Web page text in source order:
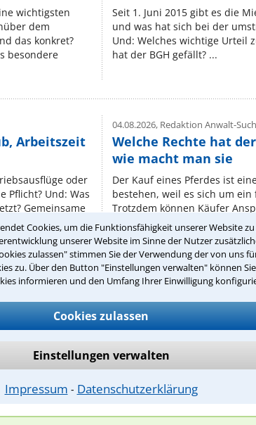
Cookies, um die Funktionsfähigkeit unserer Website
unserer Website im Sinne der Nutzer
zulassen" stimmen Sie der Verwendung der von uns
zu. Über den Button "Einstellungen verwalten" können
informieren und den Umfang Ihrer Einwilligung
Cookies zulassen
Einstellungen verwalten
Impressum ⁃ Datenschutzerklärung
wichtigsten
dem
das konkret?
besondere
Seit 1. Juni 2015 gibt es die
und was hat sich bei der
Und: Welches wichtige Urteil
hat der BGH gefällt? ...
Arbeitszeit
oder
Pflicht? Und: Was
Gemeinsame
...
04.08.2026,Redaktion Anwalt-
Welche Rechte hat
wie macht man sie
Der Kauf eines Pferdes ist
bestehen, weil es sich um
Trotzdem können Käufer
Krankheiten haben. Immer
Fällen, bei ...
Teste Dein Rechtswissen